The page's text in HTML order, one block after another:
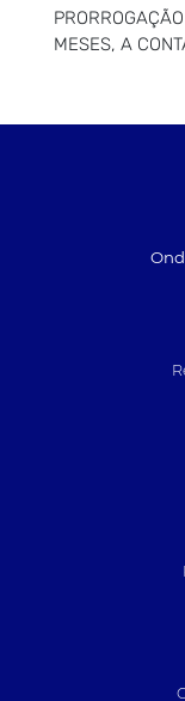
MESES, A